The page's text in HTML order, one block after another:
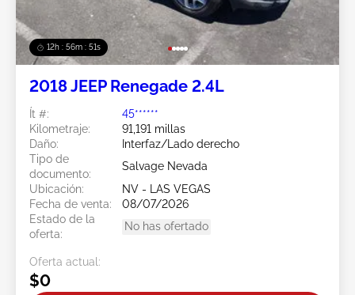
12h : 56m : 49s
2018 JEEP Renegade 2.4L
Ít #:
45******
Kilometraje:
91,191 millas
Daño:
Interfaz/Lado derecho
Tipo de
documento:
Salvage Nevada
Ubicación:
NV - LAS VEGAS
Fecha de venta:
08/07/2026
Estado de la
oferta:
No has ofertado
Oferta actual:
$0